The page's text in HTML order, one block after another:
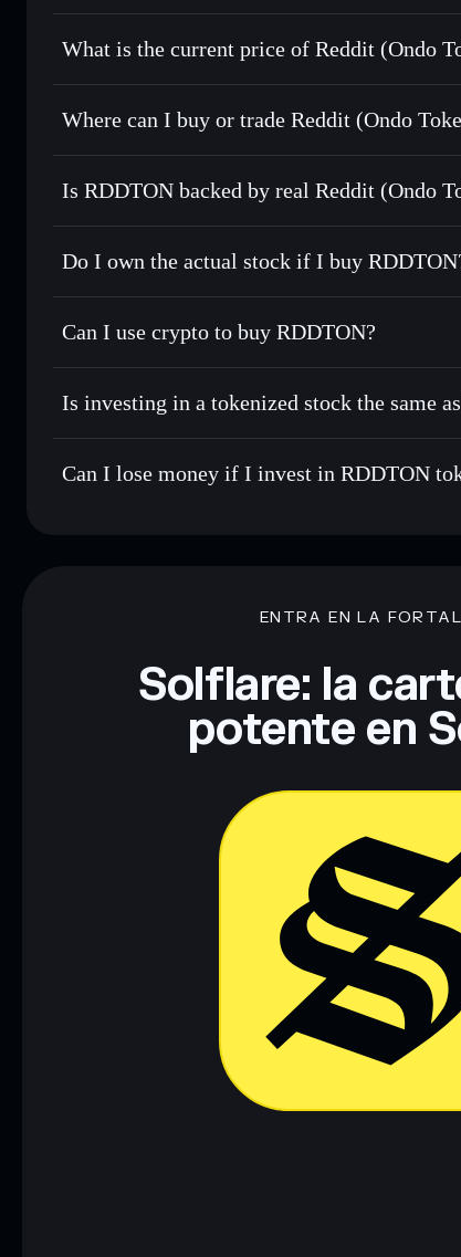
Reddit (Ondo Tokenized)
What is the current price of Reddit (Ondo
Reddit (Ondo Tokenized)
Where can I buy or trade Reddit (Ondo
Is RDDTON backed by real Reddit (Ondo
Do I own the actual stock if I buy
Can I use crypto to buy RDDTON?
Is investing in a tokenized stock the same
Can I lose money if I invest in RDDTON
ENTRA EN LA
Solflare: la
potente en